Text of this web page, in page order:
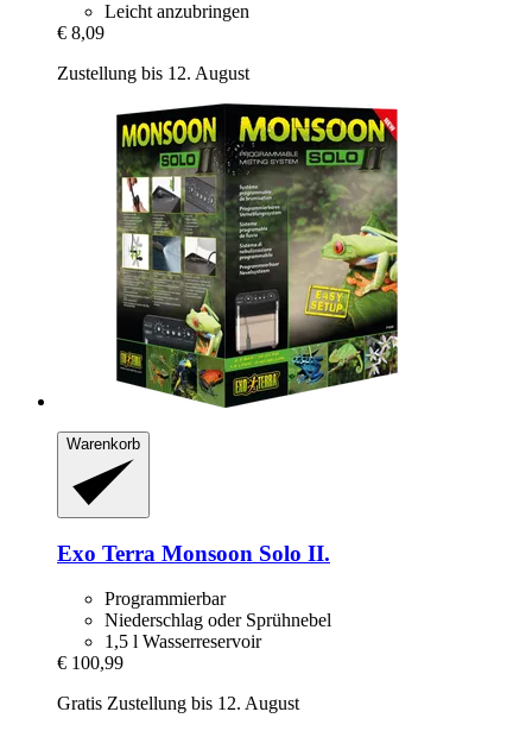
Leicht anzubringen
€ 8,09
Zustellung bis 12. August
Warenkorb
Exo Terra Monsoon Solo II.
Programmierbar
Niederschlag oder Sprühnebel
1,5 l Wasserreservoir
€ 100,99
Gratis Zustellung bis 12. August